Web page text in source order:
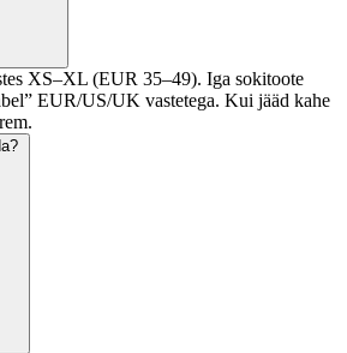
XS–XL (EUR 35–49). Iga sokitoote
EUR/US/UK vastetega. Kui jääd kahe